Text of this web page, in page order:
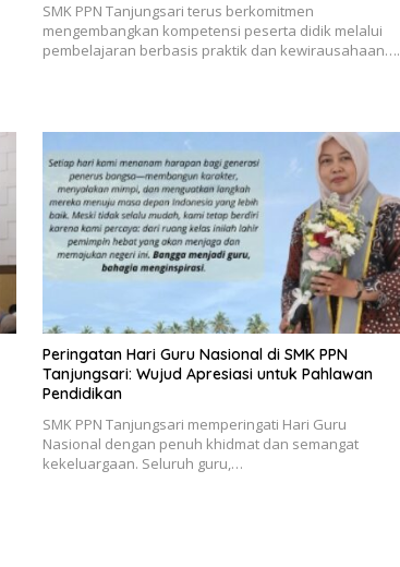
SMK PPN Tanjungsari terus berkomitmen
mengembangkan kompetensi peserta didik melalui
pembelajaran berbasis praktik dan kewirausahaan….
Peringatan Hari Guru Nasional di SMK PPN
Tanjungsari: Wujud Apresiasi untuk Pahlawan
Pendidikan
SMK PPN Tanjungsari memperingati Hari Guru
Nasional dengan penuh khidmat dan semangat
kekeluargaan. Seluruh guru,…